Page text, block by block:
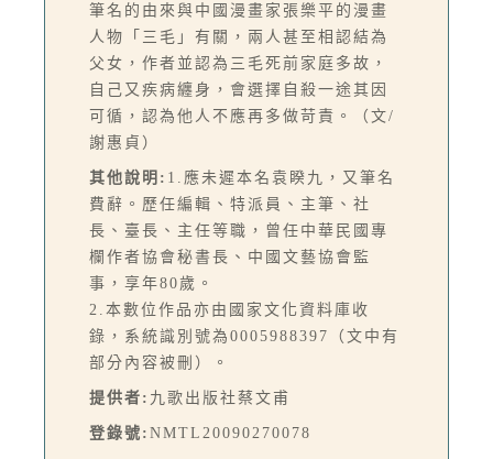
筆名的由來與中國漫畫家張樂平的漫畫
人物「三毛」有關，兩人甚至相認結為
父女，作者並認為三毛死前家庭多故，
自己又疾病纏身，會選擇自殺一途其因
可循，認為他人不應再多做苛責。（文/
謝惠貞）
其他說明: 1.應未遲本名袁睽九，又筆名
費辭。歷任編輯、特派員、主筆、社
長、臺長、主任等職，曾任中華民國專
欄作者協會秘書長、中國文藝協會監
事，享年80歲。
2.本數位作品亦由國家文化資料庫收
錄，系統識別號為0005988397（文中有
部分內容被刪）。
提供者: 九歌出版社蔡文甫
登錄號: NMTL20090270078